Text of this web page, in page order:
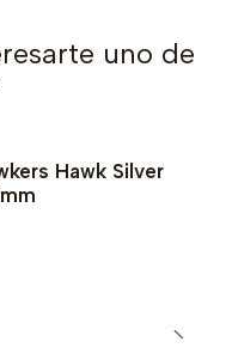
uno de
Hawk Silver